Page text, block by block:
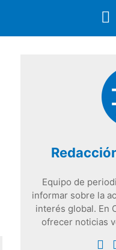
Equipo de
informar sobre la
interés global. En
ofrecer noticias